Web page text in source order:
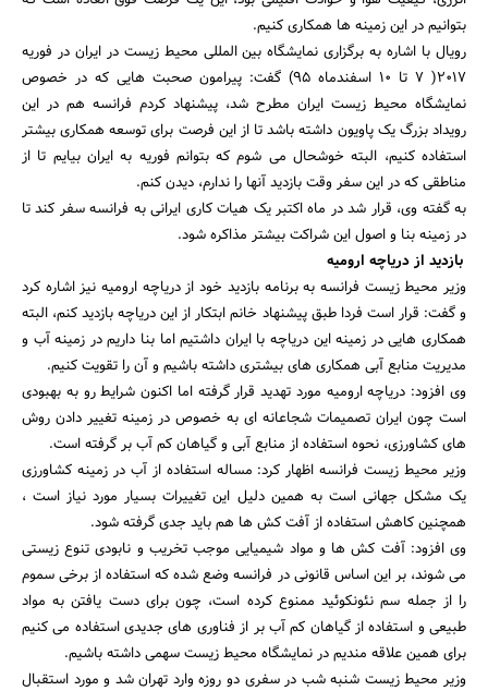
بتوانیم در این زمینه ها همکاری کنیم.
رویال با اشاره به برگزاری نمایشگاه بین المللی محیط زیست در ایران در فوریه
2017( 7 تا 10 اسفندماه 95) گفت: پیرامون صحبت هایی که در خصوص
نمایشگاه محیط زیست ایران مطرح شد، پیشنهاد کردم فرانسه هم در این
رویداد بزرگ یک پاویون داشته باشد تا از این فرصت برای توسعه همکاری بیشتر
استفاده کنیم، البته خوشحال می شوم که بتوانم فوریه به ایران بیایم تا از
مناطقی که در این سفر وقت بازدید آنها را ندارم، دیدن کنم.
به گفته وی، قرار شد در ماه اکتبر یک هیات کاری ایرانی به فرانسه سفر کند تا
در زمینه بنا و اصول این شراکت بیشتر مذاکره شود.
بازدید از دریاچه ارومیه
وزیر محیط زیست فرانسه به برنامه بازدید خود از دریاچه ارومیه نیز اشاره کرد
و گفت: قرار است فردا طبق پیشنهاد خانم ابتکار از این دریاچه بازدید کنم، البته
همکاری هایی در زمینه این دریاچه با ایران داشتیم اما بنا داریم در زمینه آب و
مدیریت منابع آبی همکاری های بیشتری داشته باشیم و آن را تقویت کنیم.
وی افزود: دریاچه ارومیه مورد تهدید قرار گرفته اما اکنون شرایط رو به بهبودی
است چون ایران تصمیمات شجاعانه ای به خصوص در زمینه تغییر دادن روش
های کشاورزی، نحوه استفاده از منابع آبی و گیاهان کم آب بر گرفته است.
وزیر محیط زیست فرانسه اظهار کرد: مساله استفاده از آب در زمینه کشاورزی
یک مشکل جهانی است به همین دلیل این تغییرات بسیار مورد نیاز است ،
همچنین کاهش استفاده از آفت کش ها هم باید جدی گرفته شود.
وی افزود: آفت کش ها و مواد شیمیایی موجب تخریب و نابودی تنوع زیستی
می شوند، بر این اساس قانونی در فرانسه وضع شده که استفاده از برخی سموم
را از جمله سم نئونکوئید ممنوع کرده است، چون برای دست یافتن به مواد
طبیعی و استفاده از گیاهان کم آب بر از فناوری های جدیدی استفاده می کنیم
برای همین علاقه مندیم در نمایشگاه محیط زیست سهمی داشته باشیم.
وزیر محیط زیست شنبه شب در سفری دو روزه وارد تهران شد و مورد استقبال